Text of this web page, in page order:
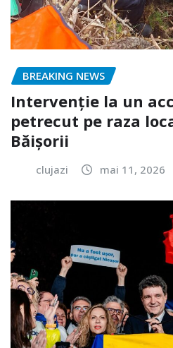
BREAKING NEWS
Intervenție la un
petrecut pe raza
Băișorii
clujazi mai 11, 2026